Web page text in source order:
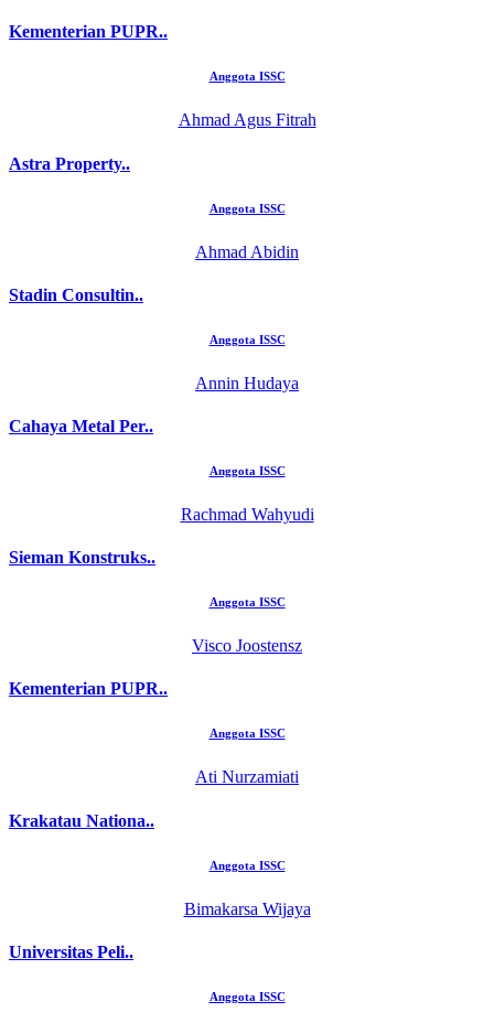
Kementerian PUPR..
Anggota ISSC
Ahmad Agus Fitrah
Astra Property..
Anggota ISSC
Ahmad Abidin
Stadin Consultin..
Anggota ISSC
Annin Hudaya
Cahaya Metal Per..
Anggota ISSC
Rachmad Wahyudi
Sieman Konstruks..
Anggota ISSC
Visco Joostensz
Kementerian PUPR..
Anggota ISSC
Ati Nurzamiati
Krakatau Nationa..
Anggota ISSC
Bimakarsa Wijaya
Universitas Peli..
Anggota ISSC